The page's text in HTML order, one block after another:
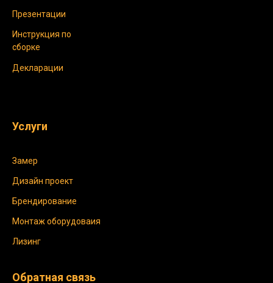
Обратная связь
Инструкция по
сборке
Услуги
Декларации
Замер
Монтаж оборудоваия
Презентации
Дизайн проект
Лизинг
Брендирование